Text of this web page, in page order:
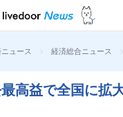
ュース > 経済総合ニュース >
高益で全国に拡